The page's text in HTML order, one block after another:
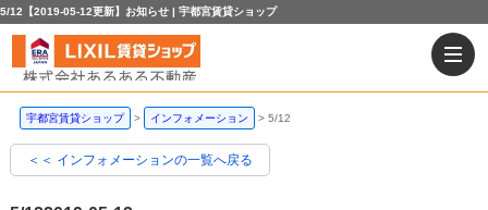
5/12【2019-05-12更新】お知らせ | 宇都宮賃貸ショップ
宇都宮賃貸ショップ インフォメーション 5/12
＜＜ インフォメーションの一覧へ戻る